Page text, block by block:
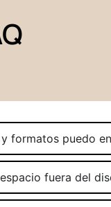
formatos puedo
fuera del